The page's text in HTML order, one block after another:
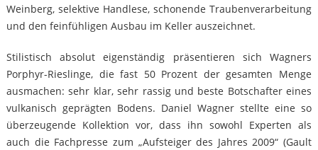
Weinberg, selektive Handlese, schonende Traubenverarbeitung
und den feinfühligen Ausbau im Keller auszeichnet.
Stilistisch absolut eigenständig präsentieren sich Wagners
Porphyr-Rieslinge, die fast 50 Prozent der gesamten Menge
ausmachen: sehr klar, sehr rassig und beste Botschafter eines
vulkanisch geprägten Bodens. Daniel Wagner stellte eine so
überzeugende Kollektion vor, dass ihn sowohl Experten als
auch die Fachpresse zum „Aufsteiger des Jahres 2009“ (Gault